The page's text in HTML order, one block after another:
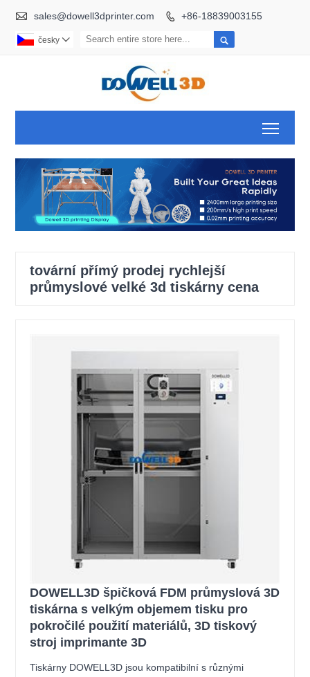
 sales@dowell3dprinter.com  +86-18839003155

česky 
tovární přímý prodej rychlejší
průmyslové velké 3d tiskárny cena
DOWELL3D špičková FDM průmyslová 3D
tiskárna s velkým objemem tisku pro
pokročilé použití materiálů, 3D tiskový
stroj imprimante 3D
Tiskárny DOWELL3D jsou kompatibilní s různými